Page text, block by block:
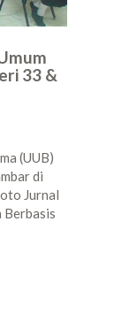
33 &
(UUB)
di
Jurnal
Berbasis